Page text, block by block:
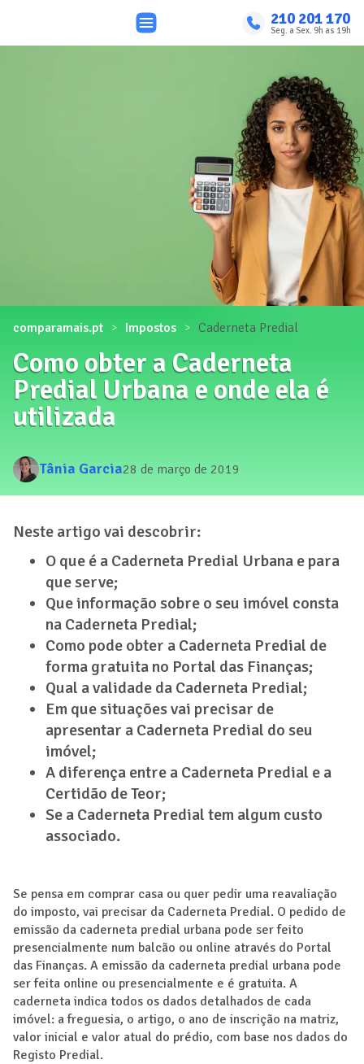
210 201 170
Seg. a Sex. 9h as 19h
comparamais.pt Impostos Caderneta Predial
Como obter a Caderneta
Predial Urbana e onde ela é
utilizada
Tânia Garcia28 de março de 2019
Neste artigo vai descobrir:
O que é a Caderneta Predial Urbana e para
que serve;
Que informação sobre o seu imóvel consta
na Caderneta Predial;
Como pode obter a Caderneta Predial de
forma gratuita no Portal das Finanças;
Qual a validade da Caderneta Predial;
Em que situações vai precisar de
apresentar a Caderneta Predial do seu
imóvel;
A diferença entre a Caderneta Predial e a
Certidão de Teor;
Se a Caderneta Predial tem algum custo
associado.
Se pensa em comprar casa ou quer pedir uma reavaliação
do imposto, vai precisar da Caderneta Predial. O pedido de
emissão da caderneta predial urbana pode ser feito
presencialmente num balcão ou online através do Portal
das Finanças. A emissão da caderneta predial urbana pode
ser feita online ou presencialmente e é gratuita. A
caderneta indica todos os dados detalhados de cada
imóvel: a freguesia, o artigo, o ano de inscrição na matriz,
valor inicial e valor atual do prédio, com base nos dados do
Registo Predial.